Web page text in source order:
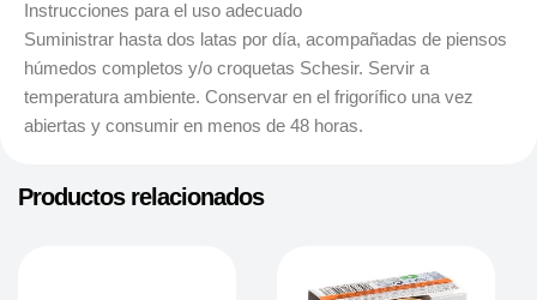
Instrucciones para el uso adecuado
Suministrar hasta dos latas por día, acompañadas de piensos
húmedos completos y/o croquetas Schesir. Servir a
temperatura ambiente. Conservar en el frigorífico una vez
abiertas y consumir en menos de 48 horas.
Productos relacionados